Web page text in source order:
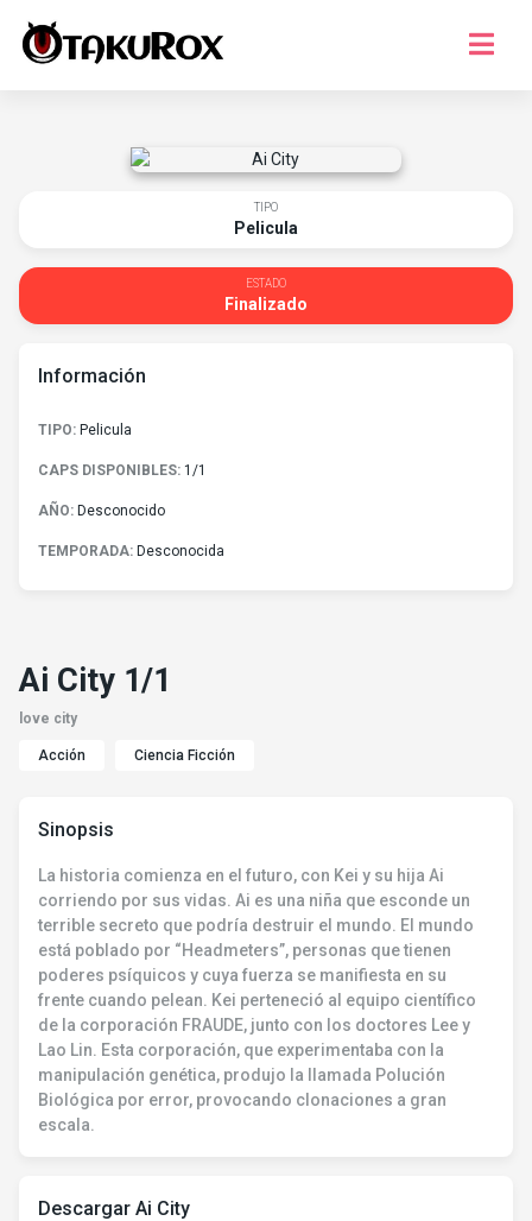
Musica
Juegos
Temporada
¿Que ver?
TIPO
Pelicula
ESTADO
Finalizado
Información
TIPO: Pelicula
CAPS DISPONIBLES: 1/1
AÑO: Desconocido
TEMPORADA: Desconocida
Ai City 1/1
love city
Acción Ciencia Ficción
Sinopsis
La historia comienza en el futuro, con Kei y su hija Ai
corriendo por sus vidas. Ai es una niña que esconde un
terrible secreto que podría destruir el mundo. El mundo
está poblado por “Headmeters”, personas que tienen
poderes psíquicos y cuya fuerza se manifiesta en su
frente cuando pelean. Kei perteneció al equipo científico
de la corporación FRAUDE, junto con los doctores Lee y
Lao Lin. Esta corporación, que experimentaba con la
manipulación genética, produjo la llamada Polución
Biológica por error, provocando clonaciones a gran
escala.
Descargar Ai City